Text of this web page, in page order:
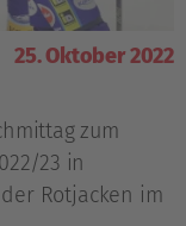
25. Oktober 2022
zum
23 in
Rotjacken im